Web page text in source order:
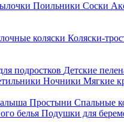
Поильники Соски
коляски Коляски-
подростков Детские
Ночники Мягкие
Простыни Спальные
белья Подушки для